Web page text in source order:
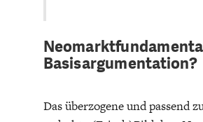
Basisargumentation?
Das überzogene und passend